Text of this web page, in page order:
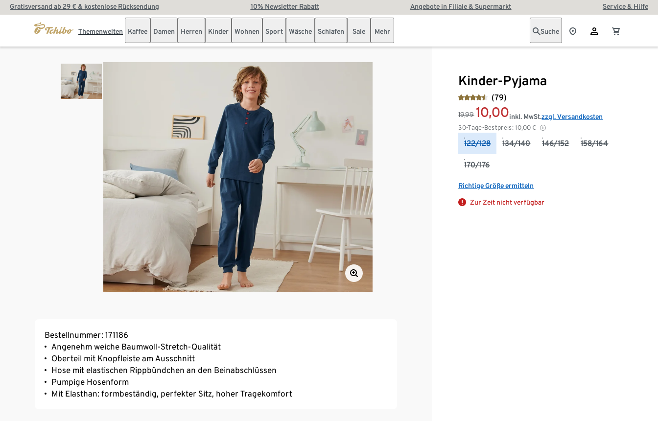
Gratisversand ab 29 € & kostenlose Rücksendung 10% Newsletter Rabatt Angebote in Filiale & Supermarkt Service & Hilfe
Themenwelten Kaffee Damen Herren Kinder Wohnen Sport Wäsche Schlafen Sale Mehr Suche
Kinder-Pyjama
(79)
19,99 10,00
30-Tage-Bestpreis: 10,00 €
inkl. MwSt.zzgl. Versandkosten
122/128 134/140 146/152 158/164
170/176
Richtige Größe ermitteln
Zur Zeit nicht verfügbar
Bestellnummer: 171186
Angenehm weiche Baumwoll-Stretch-Qualität
Oberteil mit Knopfleiste am Ausschnitt
Hose mit elastischen Rippbündchen an den Beinabschlüssen
Pumpige Hosenform
Mit Elasthan: formbeständig, perfekter Sitz, hoher Tragekomfort